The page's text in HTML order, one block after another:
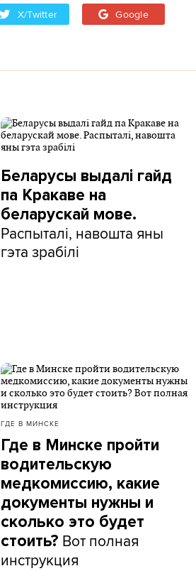
X/Twitter Google
Беларусы выдалі гайд
па Кракаве на
беларускай мове.
Распыталі, навошта яны
гэта зрабілі
ГДЕ В МИНСКЕ
Где в Минске пройти
водительскую
медкомиссию, какие
документы нужны и
сколько это будет
стоить? Вот полная
инструкция